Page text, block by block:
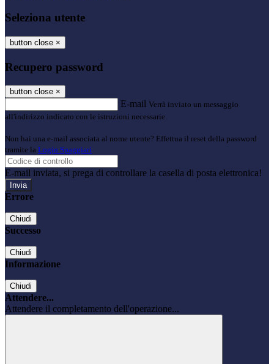
Seleziona utente
button close ×
Recupero password
button close ×
E-mail Verrà inviato un messaggio
all'indirizzo indicato con le istruzioni necessarie.
Non hai una e-mail associata al nome utente? Effettua il reset della password
tramite la Login Spaggiari
E-mail inviata, si prega di controllare la casella di posta elettronica!
Errore
Chiudi
Successo
Chiudi
Informazione
Chiudi
Attendere...
Attendere il completamento dell'operazione...